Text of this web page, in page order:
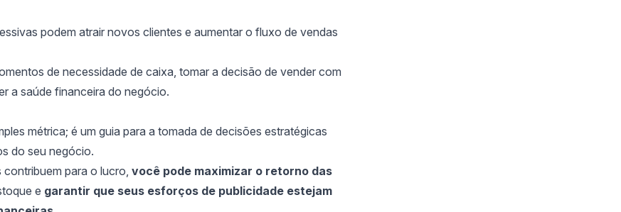
podem atrair novos clientes e aumentar o fluxo de vendas
de necessidade de caixa, tomar a decisão de vender com
a saúde financeira do negócio.
métrica; é um guia para a tomada de decisões estratégicas
do seu negócio.
para o lucro, você pode maximizar o retorno das
e garantir que seus esforços de publicidade estejam